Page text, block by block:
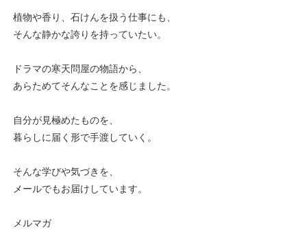
植物や香り、石けんを扱う仕事にも、
そんな静かな誇りを持っていたい。
ドラマの寒天問屋の物語から、
あらためてそんなことを感じました。
自分が見極めたものを、
暮らしに届く形で手渡していく。
そんな学びや気づきを、
メールでもお届けしています。
メルマガ